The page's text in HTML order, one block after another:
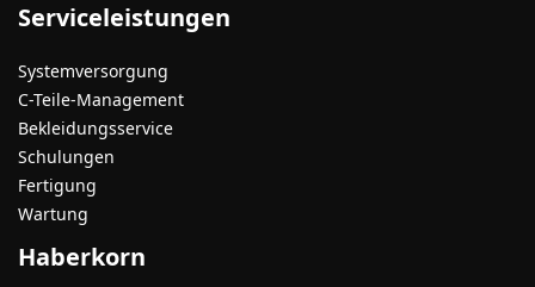
Serviceleistungen
Systemversorgung
C-Teile-Management
Bekleidungsservice
Schulungen
Fertigung
Wartung
Haberkorn